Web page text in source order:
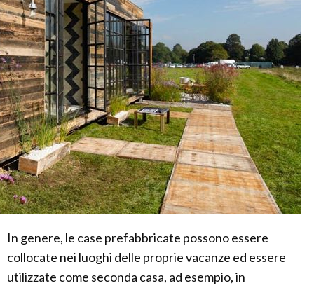
In genere, le case prefabbricate possono essere
collocate nei luoghi delle proprie vacanze ed essere
utilizzate come seconda casa, ad esempio, in